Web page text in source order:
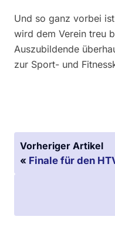
Und so ganz vorbei
wird dem Verein treu
Auszubildende
zur Sport- und
Vorheriger Artikel
« Finale für den